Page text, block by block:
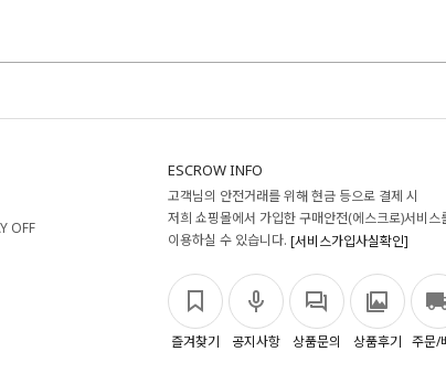
OFF
ESCROW INFO
고객님의 안전거래를 위해 현금 등으로 결제 시
저희 쇼핑몰에서 가입한 구매안전(에스크로)서비스
이용하실 수 있습니다. [서비스가입사실확인]
즐겨찾기 공지사항 상품문의 상품후기 주문/